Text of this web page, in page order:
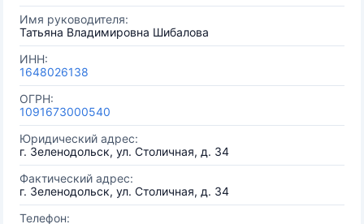
Имя руководителя:
Татьяна Владимировна Шибалова
ИНН:
1648026138
ОГРН:
1091673000540
Юридический адрес:
г. Зеленодольск, ул. Столичная, д. 34
Фактический адрес:
г. Зеленодольск, ул. Столичная, д. 34
Телефон: